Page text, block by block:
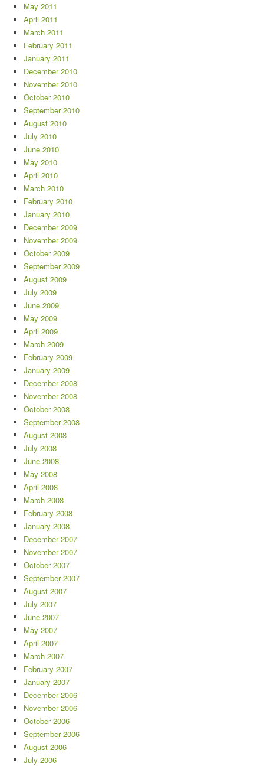
May 2011
April 2011
March 2011
February 2011
January 2011
December 2010
November 2010
October 2010
September 2010
August 2010
July 2010
June 2010
May 2010
April 2010
March 2010
February 2010
January 2010
December 2009
November 2009
October 2009
September 2009
August 2009
July 2009
June 2009
May 2009
April 2009
March 2009
February 2009
January 2009
December 2008
November 2008
October 2008
September 2008
August 2008
July 2008
June 2008
May 2008
April 2008
March 2008
February 2008
January 2008
December 2007
November 2007
October 2007
September 2007
August 2007
July 2007
June 2007
May 2007
April 2007
March 2007
February 2007
January 2007
December 2006
November 2006
October 2006
September 2006
August 2006
July 2006